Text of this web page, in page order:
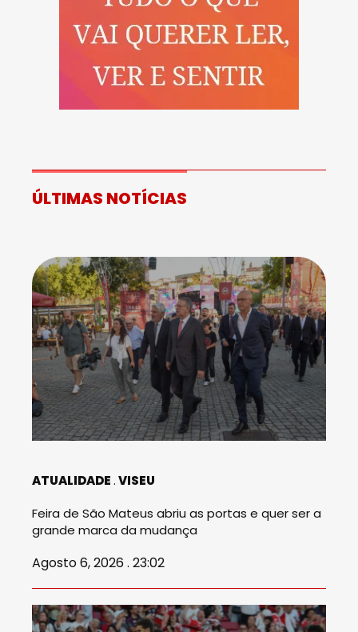
ÚLTIMAS NOTÍCIAS
ATUALIDADE VISEU
Feira de São Mateus abriu as portas e quer ser a
grande marca da mudança
Agosto 6, 2026 . 23:02